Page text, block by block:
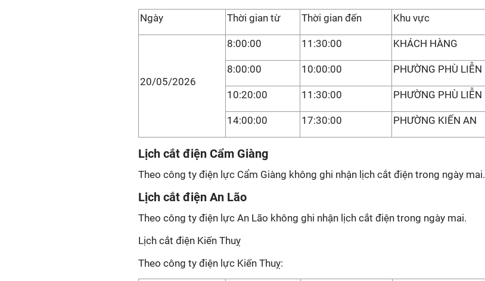
Ngày Thời gian từ Thời gian đến Khu vực
20/05/2026
8:00:00 11:30:00 KHÁCH HÀNG
8:00:00 10:00:00 PHƯỜNG PHÙ LIỄN
10:20:00 11:30:00 PHƯỜNG PHÙ LIỄN
14:00:00 17:30:00 PHƯỜNG KIẾN AN
Lịch cắt điện Cẩm Giàng
Theo công ty điện lực Cẩm Giàng không ghi nhận lịch cắt điện trong ngày mai.
Lịch cắt điện An Lão
Theo công ty điện lực An Lão không ghi nhận lịch cắt điện trong ngày mai.
Lịch cắt điện Kiến Thuỵ
Theo công ty điện lực Kiến Thuỵ: